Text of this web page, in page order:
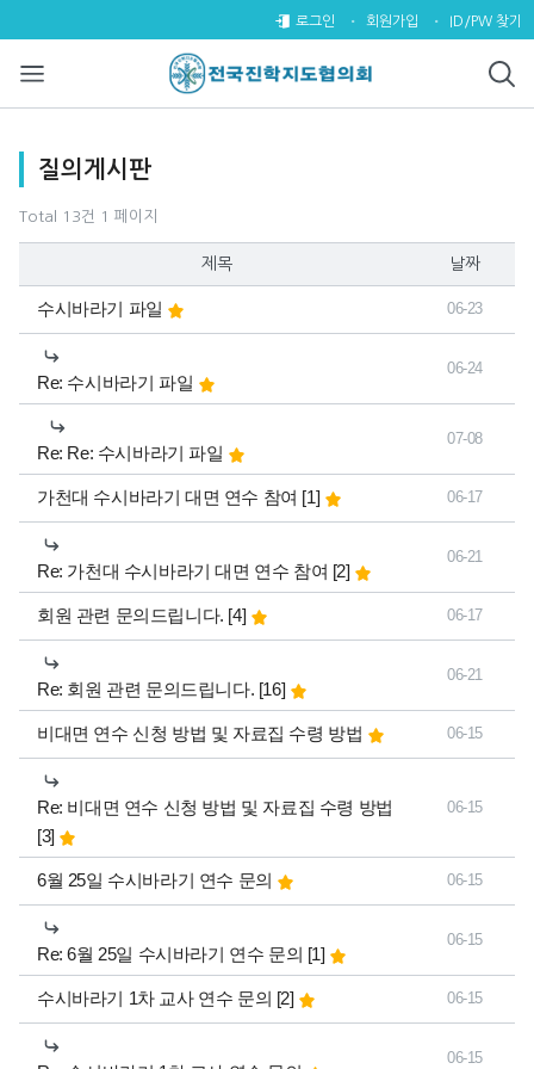
질의게시판 1 페이지
로그인 회원가입 ID/PW 찾기
질의게시판목록
Total 13건 1 페이지
제목 날짜
수시바라기 파일 06-23
Re: 수시바라기 파일
06-24
Re: Re: 수시바라기 파일
07-08
가천대 수시바라기 대면 연수 참여 댓글
[1]개 06-17
Re: 가천대 수시바라기 대면 연수 참여 댓글
[2]개
06-21
회원 관련 문의드립니다. 댓글
[4]개 06-17
Re: 회원 관련 문의드립니다. 댓글
[16]개
06-21
비대면 연수 신청 방법 및 자료집 수령 방법 06-15
Re: 비대면 연수 신청 방법 및 자료집 수령 방법
[3]개
06-15
6월 25일 수시바라기 연수 문의 06-15
Re: 6월 25일 수시바라기 연수 문의 댓글
[1]개
06-15
수시바라기 1차 교사 연수 문의 댓글
[2]개 06-15
06-15